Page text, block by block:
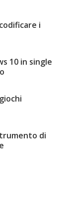
i
10 in single
di